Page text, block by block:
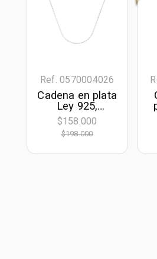
Ref. 0570004026
Cadena en plata
Ley 925,
Veneciana, 50
cm. de largo, 1
mm. de ancho
$158.000
$198.000